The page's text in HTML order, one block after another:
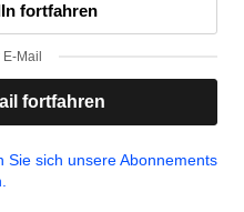
fortfahren
Mail
fortfahren
Sie sich unsere Abonnements